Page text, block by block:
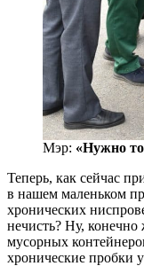
Мэр: «Нужно
Теперь, как сейчас
в нашем маленьком
хронических
нечисть? Ну,
мусорных
хронические пробки